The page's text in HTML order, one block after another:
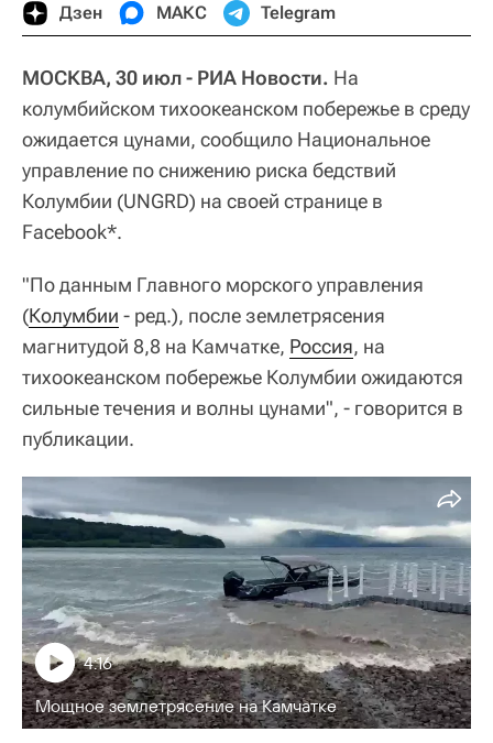
Дзен МАКС Telegram
МОСКВА, 30 июл - РИА Новости. На
колумбийском тихоокеанском побережье в среду
ожидается цунами, сообщило Национальное
управление по снижению риска бедствий
Колумбии (UNGRD) на своей странице в
Facebook*.
"По данным Главного морского управления
(Колумбии - ред.), после землетрясения
магнитудой 8,8 на Камчатке, Россия, на
тихоокеанском побережье Колумбии ожидаются
сильные течения и волны цунами", - говорится в
публикации.
Мощное землетрясение на Камчатке
4:16